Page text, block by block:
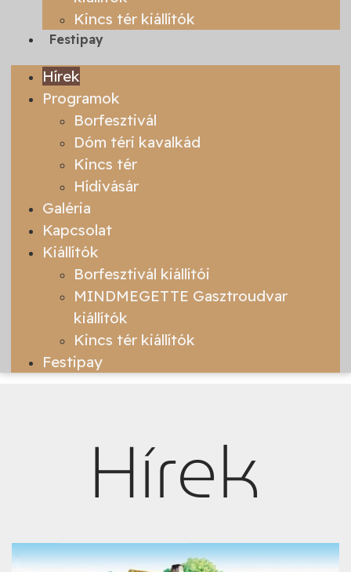
Kincs tér kiállítók
Festipay
Hírek
Programok
Borfesztivál
Dóm téri kavalkád
Kincs tér
Hídivásár
Galéria
Kapcsolat
Kiállítók
Borfesztivál kiállítói
MINDMEGETTE Gasztroudvar
kiállítók
Kincs tér kiállítók
Festipay
Hírek